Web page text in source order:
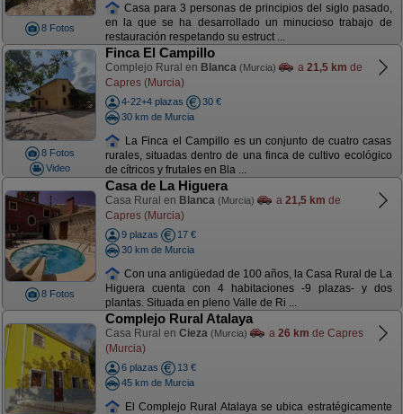
8 Fotos
Casa para 3 personas de principios del siglo pasado,
en la que se ha desarrollado un minucioso trabajo de
restauración respetando su estruct ...
8 Fotos
Video
Finca El Campillo
Complejo Rural en Blanca (Murcia) a 21,5 km de
Capres (Murcia)
4-22+4 plazas
30 €
30 km de Murcia
La Finca el Campillo es un conjunto de cuatro casas
rurales, situadas dentro de una finca de cultivo ecológico
de cítricos y frutales en Bla ...
8 Fotos
Casa de La Higuera
Casa Rural en Blanca (Murcia) a 21,5 km de
Capres (Murcia)
9 plazas
17 €
30 km de Murcia
Con una antigüedad de 100 años, la Casa Rural de La
Higuera cuenta con 4 habitaciones -9 plazas- y dos
plantas. Situada en pleno Valle de Ri ...
Complejo Rural Atalaya
Casa Rural en Cieza (Murcia) a 26 km de Capres
(Murcia)
6 plazas
13 €
45 km de Murcia
El Complejo Rural Atalaya se ubica estratégicamente